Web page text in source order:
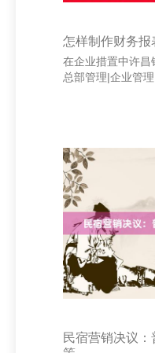
怎样制作财务报
在企业措置中许昌
总部管理|企业管
表的类型。常见的
款流量表。金钱欠
金钱、欠债和所有
能内的收入与资本
表则反应企业现
数据要信得过准确
的财务
民宿营销决议